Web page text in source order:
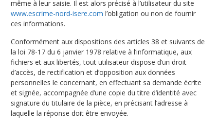
même à leur saisie. Il est alors précisé à l’utilisateur du site
www.escrime-nord-isere.com l’obligation ou non de fournir
ces informations.
Conformément aux dispositions des articles 38 et suivants de
la loi 78-17 du 6 janvier 1978 relative à l’informatique, aux
fichiers et aux libertés, tout utilisateur dispose d’un droit
d’accès, de rectification et d’opposition aux données
personnelles le concernant, en effectuant sa demande écrite
et signée, accompagnée d’une copie du titre d’identité avec
signature du titulaire de la pièce, en précisant l’adresse à
laquelle la réponse doit être envoyée.